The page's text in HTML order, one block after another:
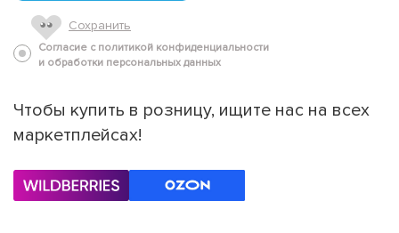
Сохранить
Согласие с политикой конфиденциальности
и обработки персональных данных
Чтобы купить в розницу, ищите нас на всех
маркетплейсах!